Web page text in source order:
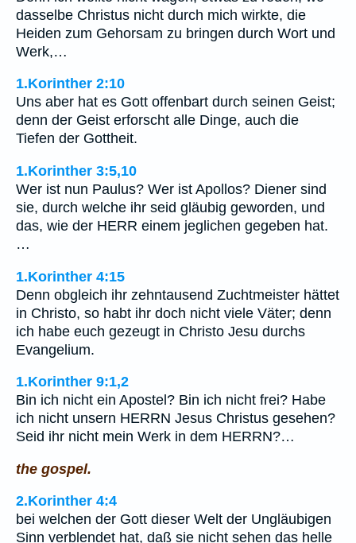
dasselbe Christus nicht durch mich wirkte, die
Heiden zum Gehorsam zu bringen durch Wort und
Werk,…
1.Korinther 2:10
Uns aber hat es Gott offenbart durch seinen Geist;
denn der Geist erforscht alle Dinge, auch die
Tiefen der Gottheit.
1.Korinther 3:5,10
Wer ist nun Paulus? Wer ist Apollos? Diener sind
sie, durch welche ihr seid gläubig geworden, und
das, wie der HERR einem jeglichen gegeben hat.
…
1.Korinther 4:15
Denn obgleich ihr zehntausend Zuchtmeister hättet
in Christo, so habt ihr doch nicht viele Väter; denn
ich habe euch gezeugt in Christo Jesu durchs
Evangelium.
1.Korinther 9:1,2
Bin ich nicht ein Apostel? Bin ich nicht frei? Habe
ich nicht unsern HERRN Jesus Christus gesehen?
Seid ihr nicht mein Werk in dem HERRN?…
the gospel.
2.Korinther 4:4
bei welchen der Gott dieser Welt der Ungläubigen
Sinn verblendet hat, daß sie nicht sehen das helle